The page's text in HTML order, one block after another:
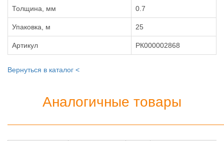
Толщина, мм 0.7
Упаковка, м 25
Артикул РК000002868
Вернуться в каталог <
Аналогичные товары